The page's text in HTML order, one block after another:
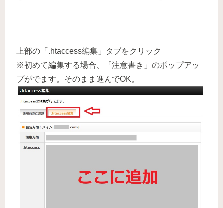
上部の「.htaccess編集」タブをクリック
※初めて編集する場合、「注意書き」のポップアッ
プがでます。そのまま進んでOK。